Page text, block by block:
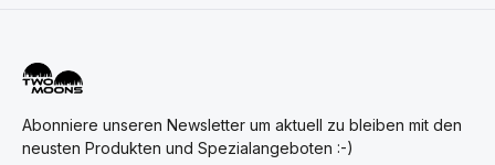
Abonniere unseren Newsletter um aktuell zu bleiben mit den
neusten Produkten und Spezialangeboten :-)